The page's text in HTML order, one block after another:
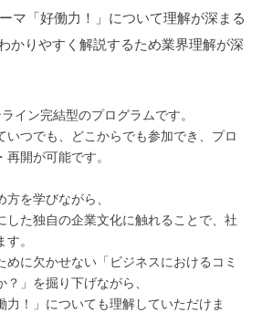
マ「好働力！」について理解が深まる
かりやすく解説するため業界理解が深
イン完結型のプログラムです。
いつでも、どこからでも参加でき、プロ
開が可能です。
を学びながら、
した独自の企業文化に触れることで、社
。
めに欠かせない「ビジネスにおけるコミ
」を掘り下げながら、
力！」についても理解していただけま